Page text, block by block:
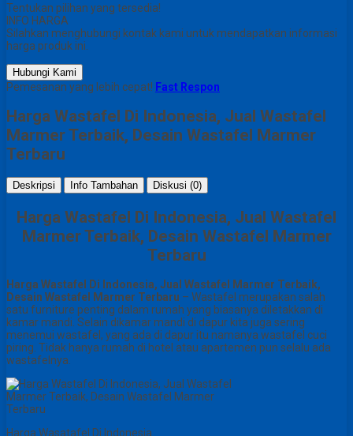
Tentukan pilihan yang tersedia!
INFO HARGA
Silahkan menghubungi kontak kami untuk mendapatkan informasi
harga produk ini.
Hubungi Kami
Pemesanan yang lebih cepat! Fast Respon
Harga Wastafel Di Indonesia, Jual Wastafel
Marmer Terbaik, Desain Wastafel Marmer
Terbaru
Deskripsi Info Tambahan Diskusi (0)
Harga Wastafel Di Indonesia, Jual Wastafel
Marmer Terbaik, Desain Wastafel Marmer
Terbaru
Harga Wastafel Di Indonesia, Jual Wastafel Marmer Terbaik,
Desain Wastafel Marmer Terbaru – Wastafel merupakan salah
satu furniture penting dalam rumah yang biasanya diletakkan di
kamar mandi. Selain dikamar mandi di dapur kita juga sering
menemui wastafel, yang ada di dapur itu namanya wastafel cuci
piring. Tidak hanya rumah di hotel atau apartemen pun selalu ada
wastafelnya.
Harga Wasatafel Di Indonesia